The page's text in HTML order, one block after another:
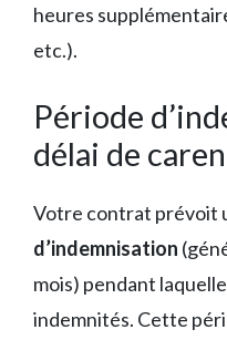
heures
etc.).
Période
délai de
Votre contrat prévoit
d’indemnisation
mois) pendant
indemnités. Cette